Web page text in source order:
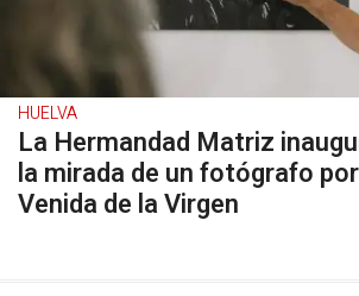
HUELVA
La Hermandad Matriz
la mirada de un fotógrafo
Venida de la Virgen